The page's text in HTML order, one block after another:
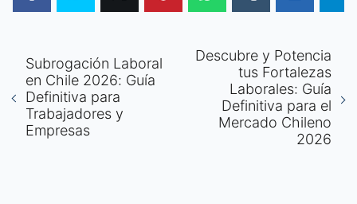
Subrogación Laboral
en Chile 2026: Guía
Definitiva para
Trabajadores y
Empresas
Descubre y Potencia
tus Fortalezas
Laborales: Guía
Definitiva para el
Mercado Chileno
2026